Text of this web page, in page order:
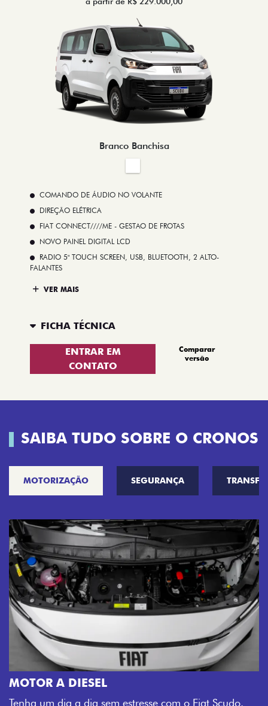
Branco Banchisa
COMANDO DE ÁUDIO NO VOLANTE
DIREÇÃO ELÉTRICA
FIAT CONNECT////ME - GESTAO DE FROTAS
NOVO PAINEL DIGITAL LCD
RADIO 5" TOUCH SCREEN, USB, BLUETOOTH, 2 ALTO-
FALANTES
VER MAIS
FICHA TÉCNICA
ENTRAR EM
CONTATO
Comparar
versão
SAIBA TUDO SOBRE O CRONOS
MOTORIZAÇÃO SEGURANÇA
MOTOR A DIESEL
Tenha um dia a dia sem estresse com o Fiat Scudo.